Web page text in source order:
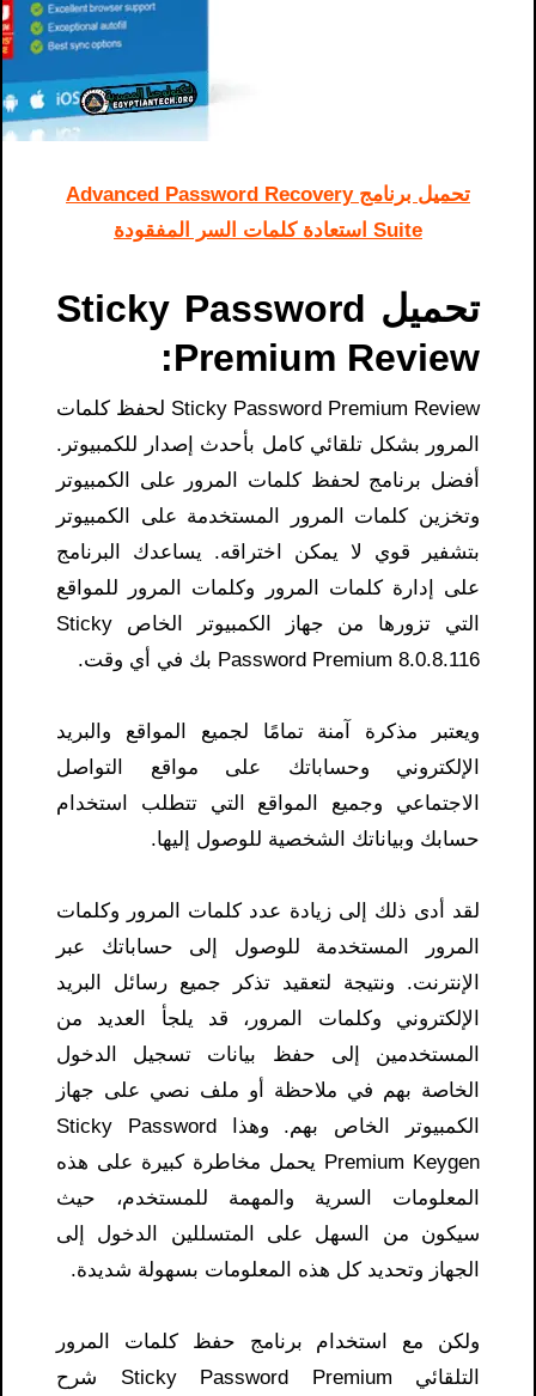
تحميل برنامج Advanced Password Recovery
Suite استعادة كلمات السر المفقودة
تحميل S ticky Password
Premium Review:
Sticky Password Premium Review
لحفظ كلمات
المرور بشكل تلقائي كامل بأحدث إصدار للكمبيوتر.
أفضل برنامج لحفظ كلمات المرور على الكمبيوتر
وتخزين كلمات المرور المستخدمة على الكمبيوتر
بتشفير قوي لا يمكن اختراقه. يساعدك البرنامج
على إدارة كلمات المرور وكلمات المرور للمواقع
التي تزورها من جهاز الكمبيوتر الخاص Sticky
Password Premium 8.0.8.116 بك في أي وقت.
ويعتبر مذكرة آمنة تمامًا لجميع المواقع والبريد
الإلكتروني وحساباتك على مواقع التواصل
الاجتماعي وجميع المواقع التي تتطلب استخدام
حسابك وبياناتك الشخصية للوصول إليها.
لقد أدى ذلك إلى زيادة عدد كلمات المرور وكلمات
المرور المستخدمة للوصول إلى حساباتك عبر
الإنترنت. ونتيجة لتعقيد تذكر جميع رسائل البريد
الإلكتروني وكلمات المرور، قد يلجأ العديد من
المستخدمين إلى حفظ بيانات تسجيل الدخول
الخاصة بهم في ملاحظة أو ملف نصي على جهاز
الكمبيوتر الخاص بهم. وهذا Sticky Password
Premium Keygen يحمل مخاطرة كبيرة على هذه
المعلومات السرية والمهمة للمستخدم، حيث
سيكون من السهل على المتسللين الدخول إلى
الجهاز وتحديد كل هذه المعلومات بسهولة شديدة.
ولكن مع استخدام برنامج حفظ كلمات المرور
التلقائي Sticky Password Premium شرح